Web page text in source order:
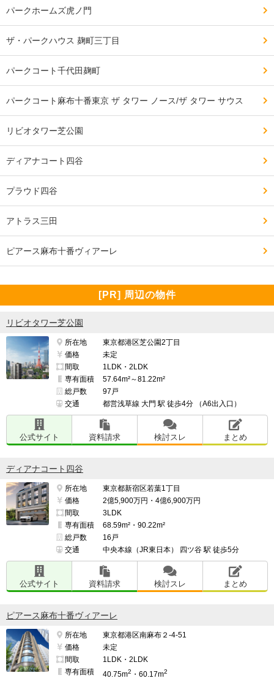
パークホームズ虎ノ門
ザ・パークハウス 麹町三丁目
パークコート千代田麹町
パークコート麻布十番東京 ザ タワー ノース/ザ タワー サウス
リビオタワー芝公園
ディアナコート四谷
プラウド四谷
アトラス三田
ピアース麻布十番ヴィアーレ
[PR] 周辺の物件
リビオタワー芝公園
所在地
東京都港区芝公園2丁目
価格
未定
間取
1LDK・2LDK
専有面積
57.64m²～81.22m²
総戸数
97戸
交通
都営浅草線 大門 駅 徒歩4分 （A6出入口）
公式サイト 資料請求 検討スレ まとめ
ディアナコート四谷
所在地
東京都新宿区若葉1丁目
価格
2億5,900万円・4億6,900万円
間取
3LDK
専有面積
68.59m²・90.22m²
総戸数
16戸
交通
中央本線（JR東日本） 四ツ谷 駅 徒歩5分
公式サイト 資料請求 検討スレ まとめ
ピアース麻布十番ヴィアーレ
所在地
東京都港区南麻布２-4-51
価格
未定
間取
1LDK・2LDK
専有面積
40.75m2 ・60.17m2